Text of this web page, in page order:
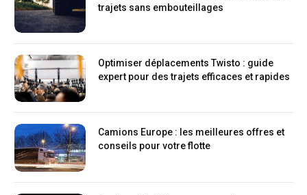
trajets sans embouteillages
Optimiser déplacements Twisto : guide
expert pour des trajets efficaces et rapides
Camions Europe : les meilleures offres et
conseils pour votre flotte